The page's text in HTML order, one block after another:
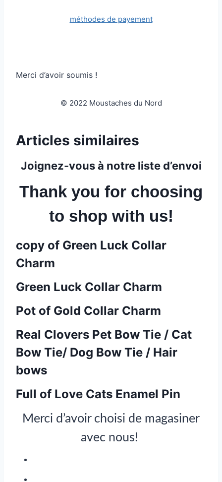
méthodes de payement
Merci d’avoir soumis !
© 2022 Moustaches du Nord
Articles similaires
Joignez-vous à notre liste d’envoi
Thank you for choosing
to shop with us!
copy of Green Luck Collar
Charm
Green Luck Collar Charm
Pot of Gold Collar Charm
Real Clovers Pet Bow Tie / Cat
Bow Tie/ Dog Bow Tie / Hair
bows
Full of Love Cats Enamel Pin
Merci d’avoir choisi de magasiner
avec nous!